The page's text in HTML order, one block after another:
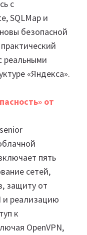
с
SQLMap и
безопасной
реальными
«Яндекса».
от
пять
сетей,
защиту от
и реализацию
к
OpenVPN,